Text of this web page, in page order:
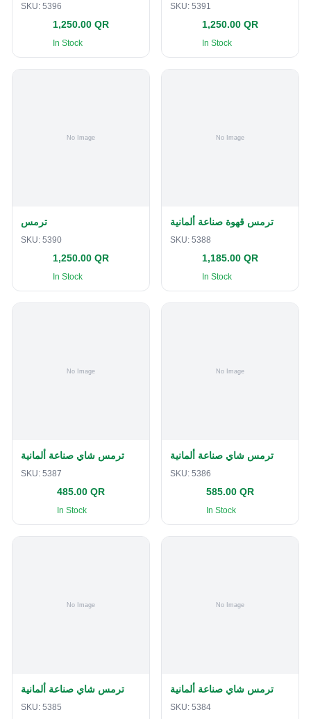
SKU: 5396
1,250.00 QR
In Stock
SKU: 5391
1,250.00 QR
In Stock
ترمس
SKU: 5390
1,250.00 QR
In Stock
ترمس قهوة صناعة ألمانية
SKU: 5388
1,185.00 QR
In Stock
ترمس شاي صناعة ألمانية
SKU: 5387
485.00 QR
In Stock
ترمس شاي صناعة ألمانية
SKU: 5386
585.00 QR
In Stock
ترمس شاي صناعة ألمانية
SKU: 5385
ترمس شاي صناعة ألمانية
SKU: 5384